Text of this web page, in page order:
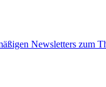
Newsletters zum